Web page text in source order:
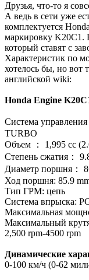
Друзья, что-то я
А ведь в сети уже
комплектуется
маркировку K20C1.
который ставят с
Характеристик по
хотелось бы, но вот
английской wiki:
Honda Engine
Cистема
TURBO
Объем ： 1,995 cc
Степень сжатия：
Диаметр поршня：
Ход поршня: 85.9
Тип ГРМ: цепь
Система впрыска:
Максимальная
Максимальный
2,500 rpm-4500 rpm
Динамические
0-100 км/ч (0-62